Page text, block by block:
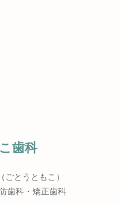
歯科
ごとうともこ）
歯科・矯正歯科